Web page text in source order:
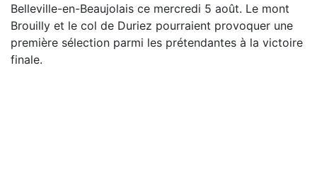
Belleville-en-Beaujolais ce mercredi 5 août. Le mont
Brouilly et le col de Duriez pourraient provoquer une
première sélection parmi les prétendantes à la victoire
finale.